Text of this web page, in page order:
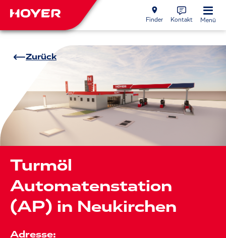
Finder Kontakt Menü
Zurück
Turmöl
Automatenstation
(AP) in Neukirchen
Adresse: